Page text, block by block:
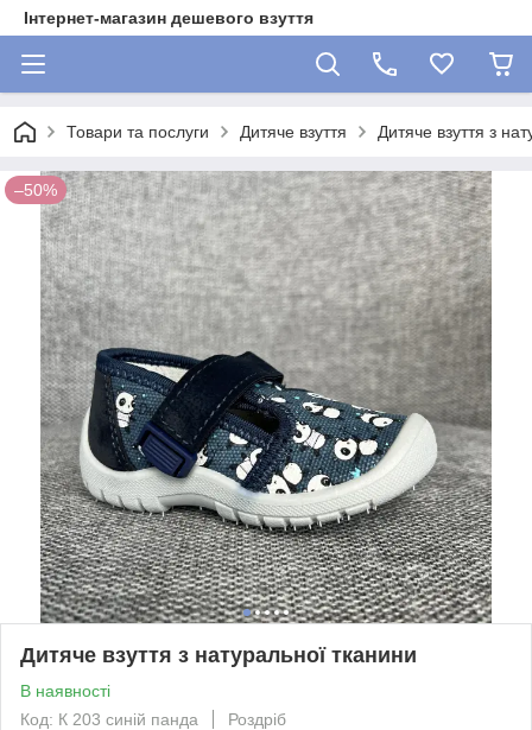
Інтернет-магазин дешевого взуття
Товари та послуги Дитяче взуття Дитяче взуття з
–50%
Дитяче взуття з натуральної тканини
В наявності
Код: К 203 синій панда
Роздріб